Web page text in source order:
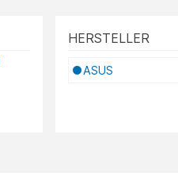
HERSTELLER
ASUS